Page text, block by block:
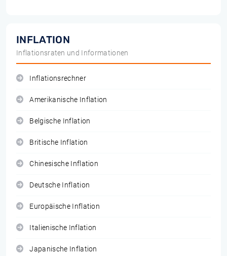
INFLATION
Inflationsraten und Informationen
Inflationsrechner
Amerikanische Inflation
Belgische Inflation
Britische Inflation
Chinesische Inflation
Deutsche Inflation
Europäische Inflation
Italienische Inflation
Japanische Inflation